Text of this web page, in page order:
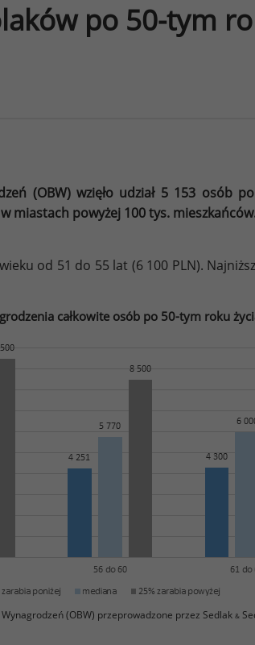
po 50-tym
(OBW) wzięło udział 5 153 osób
miastach powyżej 100 tys.
od 51 do 55 lat (6 100 PLN).
całkowite osób po 50-tym roku
(OBW) przeprowadzone przez Sedlak &